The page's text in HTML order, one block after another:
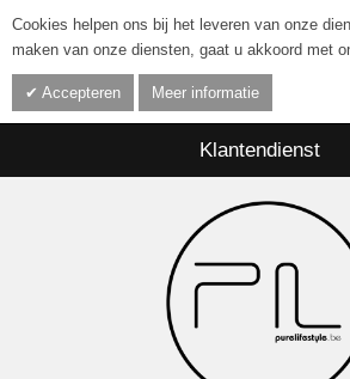
Cookies helpen ons bij het leveren van onze
maken van onze diensten, gaat u akkoord met
Accepteren Meer informatie
Klantendienst